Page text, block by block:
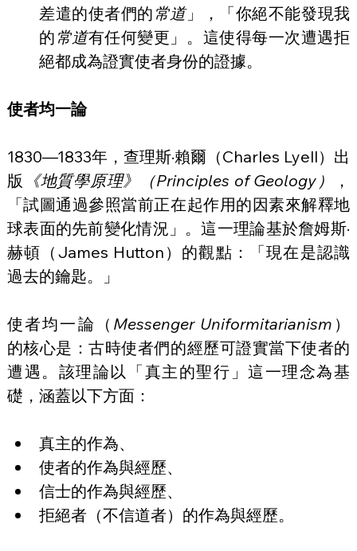
差遣的使者們的 常道」，「你絕不能發現我
的 常道有任何變更」。這使得每一次遭遇拒
絕都成為證實使者身份的證據。
使者均一論
1830—1833年，查理斯·賴爾（Charles Lyell）出
版
《地質學原理》（Principles of Geology）
，
「試圖通過參照當前正在起作用的因素來解釋地
球表面的先前變化情況」。這一理論基於詹姆斯·
赫頓（James Hutton）的觀點：「現在是認識
過去的鑰匙。」
使者均一論（ Messenger Uniformitarianism ）
的核心是：古時使者們的經歷可證實當下使者的
遭遇。該理論以「真主的聖行」這一理念為基
礎，涵蓋以下方面：
真主的作為、
使者的作為與經歷、
信士的作為與經歷、
拒絕者（不信道者）的作為與經歷。